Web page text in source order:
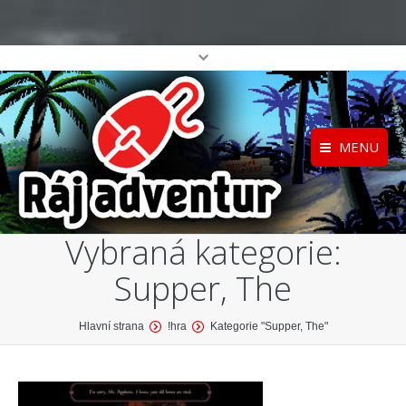
MENU
Registrace
Přihlášení
Profil
Home
O projektu
Katalog her
Vybraná kategorie:
Supper, The
You are here:Hlavní strana !hra Kategorie "Supper, The"